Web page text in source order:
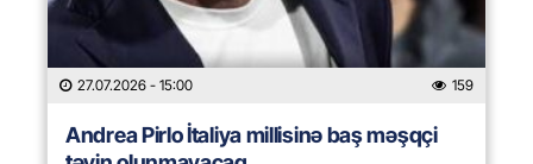
27.07.2026 - 15:00 159
Andrea Pirlo İtaliya millisinə baş məşqçi